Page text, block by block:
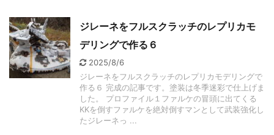
ジレーネをフルスクラッチのレプリカモ
デリングで作る６
2025/8/6
ジレーネをフルスクラッチのレプリカモデリングで
作る６ 完成の記事です。塗装は冬季迷彩で仕上げま
した。 プロファイル１ファルケの冒頭に出てくる
KKを倒すファルケを絶対倒すマンとして武装強化し
たジレーネっ ...